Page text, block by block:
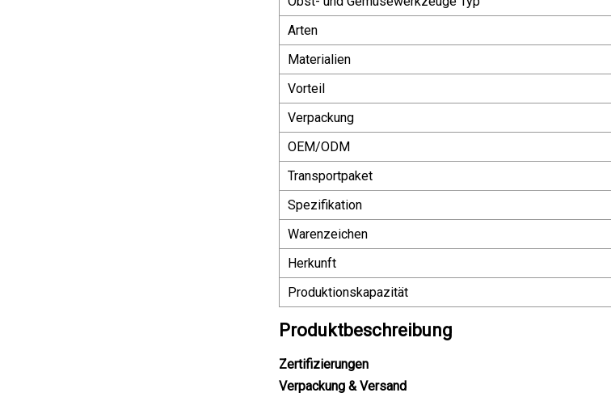
Arten
Materialien
Vorteil
Verpackung
OEM/ODM
Transportpaket
Spezifikation
Warenzeichen
Herkunft
Produktionskapazität
Produktbeschreibung
Zertifizierungen
Verpackung & Versand